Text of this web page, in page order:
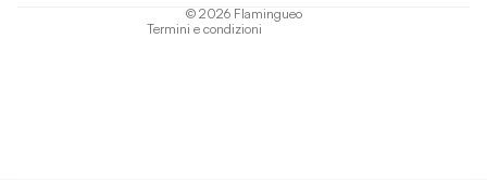
© 2026 Flamingueo
Termini e condizioni